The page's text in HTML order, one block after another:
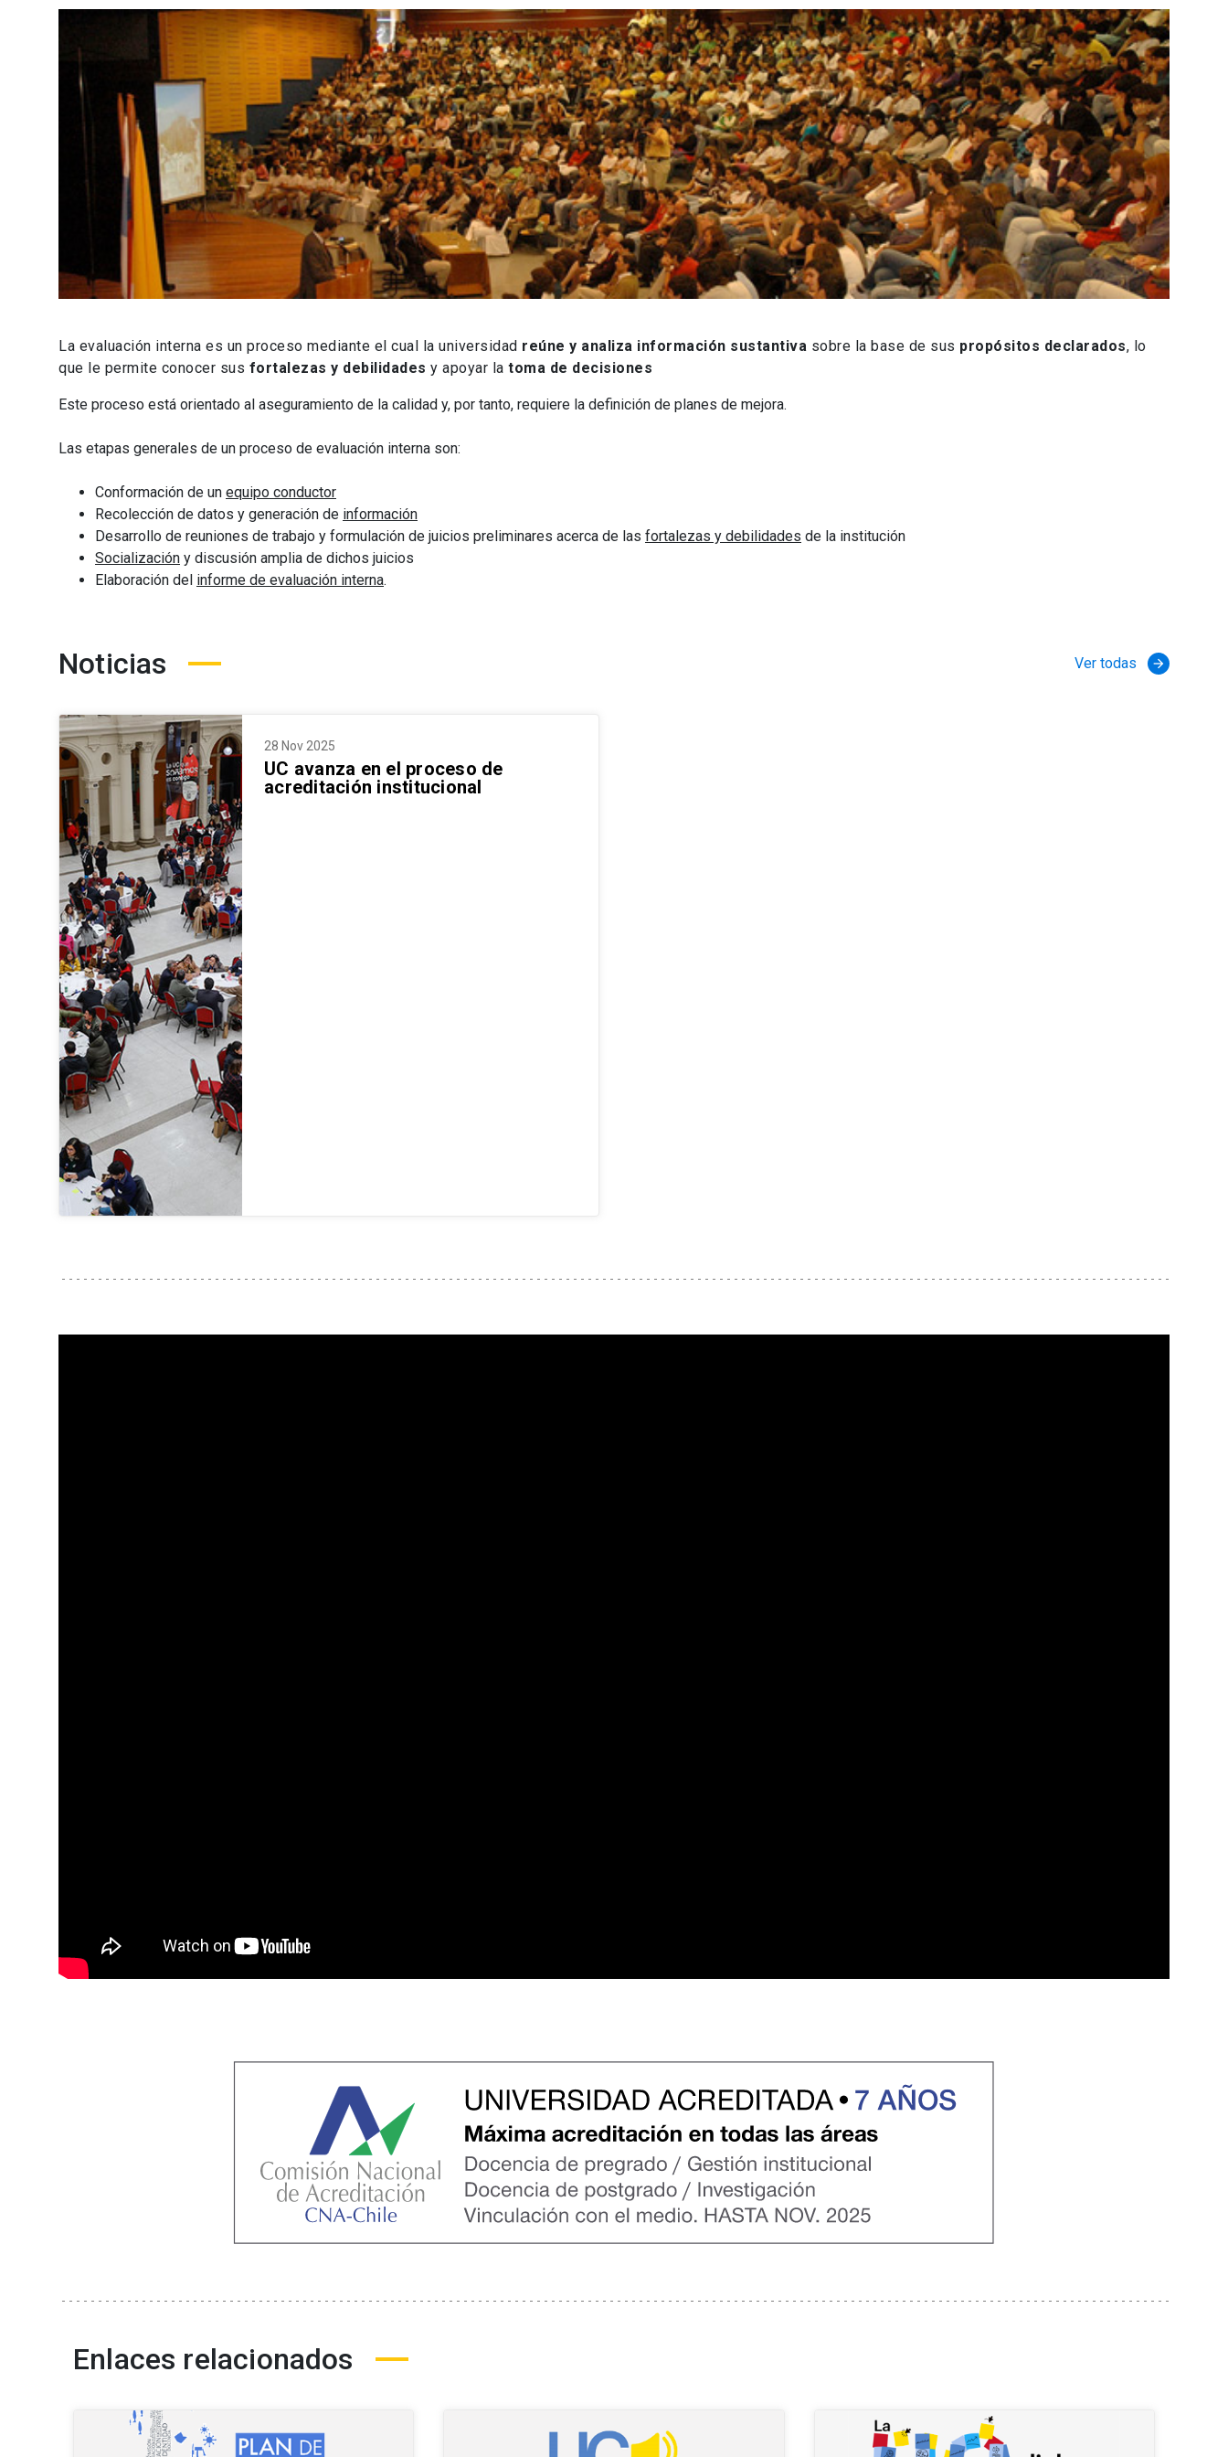
La evaluación interna es un proceso mediante el cual la universidad reúne y analiza información sustantiva sobre la base de sus propósitos declarados, lo
que le permite conocer sus fortalezas y debilidades y apoyar la toma de decisiones
Este proceso está orientado al aseguramiento de la calidad y, por tanto, requiere la definición de planes de mejora.
Las etapas generales de un proceso de evaluación interna son:
Conformación de un equipo conductor
Recolección de datos y generación de información
Desarrollo de reuniones de trabajo y formulación de juicios preliminares acerca de las fortalezas y debilidades de la institución
Socialización y discusión amplia de dichos juicios
Elaboración del informe de evaluación interna.
Noticias Ver todas arrow_forward
28 Nov 2025
UC avanza en el proceso de
acreditación institucional
Enlaces relacionados